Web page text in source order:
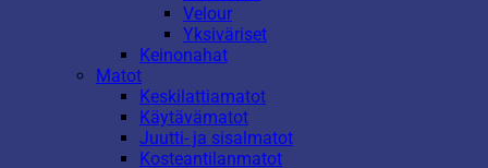
Velour
Yksiväriset
Keinonahat
Matot
Keskilattiamatot
Käytävämatot
Juutti- ja sisalmatot
Kosteantilanmatot